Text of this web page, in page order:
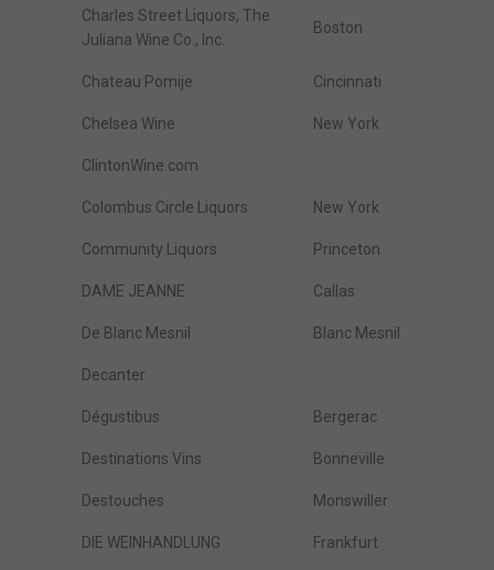
Charles Street Liquors, The
Juliana Wine Co., Inc.
Boston
Chateau Pomije Cincinnati
Chelsea Wine New York
ClintonWine.com
Colombus Circle Liquors New York
Community Liquors Princeton
DAME JEANNE Callas
De Blanc Mesnil Blanc Mesnil
Decanter
Dégustibus Bergerac
Destinations Vins Bonneville
Destouches Monswiller
DIE WEINHANDLUNG Frankfurt